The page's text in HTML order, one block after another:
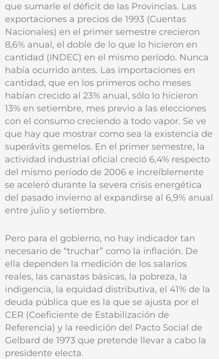
que sumarle el déficit de las Provincias. Las
exportaciones a precios de 1993 (Cuentas
Nacionales) en el primer semestre crecieron
8,6% anual, el doble de lo que lo hicieron en
cantidad (INDEC) en el mismo período. Nunca
había ocurrido antes. Las importaciones en
cantidad, que en los primeros ocho meses
habían crecido al 23% anual, sólo lo hicieron
13% en setiembre, mes previo a las elecciones
con el consumo creciendo a todo vapor. Se ve
que hay que mostrar como sea la existencia de
superávits gemelos. En el primer semestre, la
actividad industrial oficial creció 6,4% respecto
del mismo período de 2006 e increíblemente
se aceleró durante la severa crisis energética
del pasado invierno al expandirse al 6,9% anual
entre julio y setiembre.
Pero para el gobierno, no hay indicador tan
necesario de “truchar” como la inflación. De
ella dependen la medición de los salarios
reales, las canastas básicas, la pobreza, la
indigencia, la equidad distributiva, el 41% de la
deuda pública que es la que se ajusta por el
CER (Coeficiente de Estabilización de
Referencia) y la reedición del Pacto Social de
Gelbard de 1973 que pretende llevar a cabo la
presidente electa.